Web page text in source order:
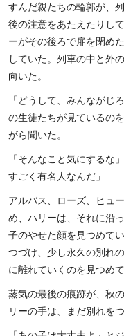
すんだ親たちの輪郭が、
後の注意をあたえたりし
ーがその後ろで扉を閉め
していた。列車の中と外
向いた。
「どうして、みんながじ
の生徒たちが見ているの
がら聞いた。
「そんなこと気にするな
すごく有名人なんだ」
アルバス、ローズ、ヒュ
め、ハリーは、それに沿
子のやせた顔を見つめて
つづけ、少し永久の別れ
に離れていくのを見つめ
蒸気の最後の痕跡が、秋
リーの手は、まだ別れを